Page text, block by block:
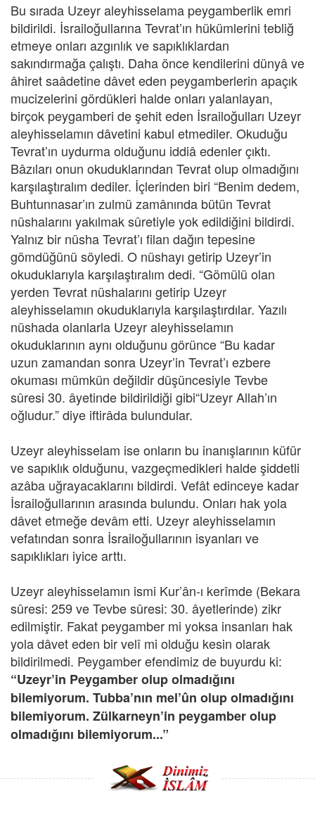
Bu sırada Uzeyr aleyhisselama peygamberlik emri
bildirildi. İsrailoğullarına Tevrat’ın hükümlerini tebliğ
etmeye onları azgınlık ve sapıklıklardan
sakındırmağa çalıştı. Daha önce kendilerini dünyâ ve
âhiret saâdetine dâvet eden peygamberlerin apaçık
mucizelerini gördükleri halde onları yalanlayan,
birçok peygamberi de şehit eden İsrailoğulları Uzeyr
aleyhisselamın dâvetini kabul etmediler. Okuduğu
Tevrat’ın uydurma olduğunu iddiâ edenler çıktı.
Bâzıları onun okuduklarından Tevrat olup olmadığını
karşılaştıralım dediler. İçlerinden biri “Benim dedem,
Buhtunnasar’ın zulmü zamânında bütün Tevrat
nüshalarını yakılmak sûretiyle yok edildiğini bildirdi.
Yalnız bir nüsha Tevrat’ı filan dağın tepesine
gömdüğünü söyledi. O nüshayı getirip Uzeyr’in
okuduklarıyla karşılaştıralım dedi. “Gömülü olan
yerden Tevrat nüshalarını getirip Uzeyr
aleyhisselamın okuduklarıyla karşılaştırdılar. Yazılı
nüshada olanlarla Uzeyr aleyhisselamın
okuduklarının aynı olduğunu görünce “Bu kadar
uzun zamandan sonra Uzeyr’in Tevrat’ı ezbere
okuması mümkün değildir düşüncesiyle Tevbe
sûresi 30. âyetinde bildirildiği gibi“Uzeyr Allah’ın
oğludur.” diye iftirâda bulundular.
Uzeyr aleyhisselam ise onların bu inanışlarının küfür
ve sapıklık olduğunu, vazgeçmedikleri halde şiddetli
azâba uğrayacaklarını bildirdi. Vefât edinceye kadar
İsrailoğullarının arasında bulundu. Onları hak yola
dâvet etmeğe devâm etti. Uzeyr aleyhisselamın
vefatından sonra İsrailoğullarının isyanları ve
sapıklıkları iyice arttı.
Uzeyr aleyhisselamın ismi Kur’ân-ı kerîmde (Bekara
sûresi: 259 ve Tevbe sûresi: 30. âyetlerinde) zikr
edilmiştir. Fakat peygamber mi yoksa insanları hak
yola dâvet eden bir velî mi olduğu kesin olarak
bildirilmedi. Peygamber efendimiz de buyurdu ki:
“Uzeyr’in Peygamber olup olmadığını
bilemiyorum. Tubba’nın mel’ûn olup olmadığını
bilemiyorum. Zülkarneyn’in peygamber olup
olmadığını bilemiyorum...”